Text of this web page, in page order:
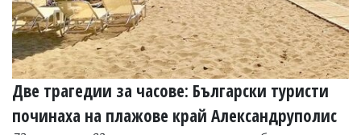
Две трагедии за часове: Български туристи
починаха на плажове край Александруполис